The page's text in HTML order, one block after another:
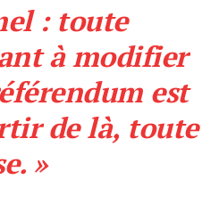
: toute
à modifier
est
de là, toute
»